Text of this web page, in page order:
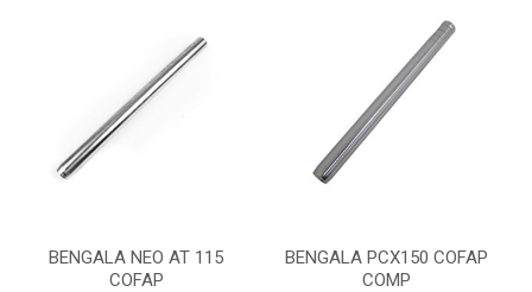
BENGALA NEO AT 115
COFAP
BENGALA PCX150 COFAP
COMP